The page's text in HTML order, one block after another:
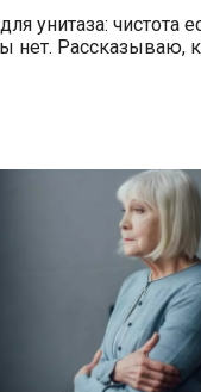
унитаза: чистота
нет. Рассказываю,